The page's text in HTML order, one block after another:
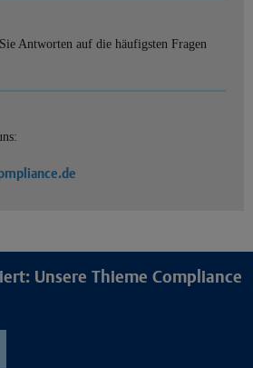
Antworten auf die häufigsten Fragen
Unsere Thieme Compliance